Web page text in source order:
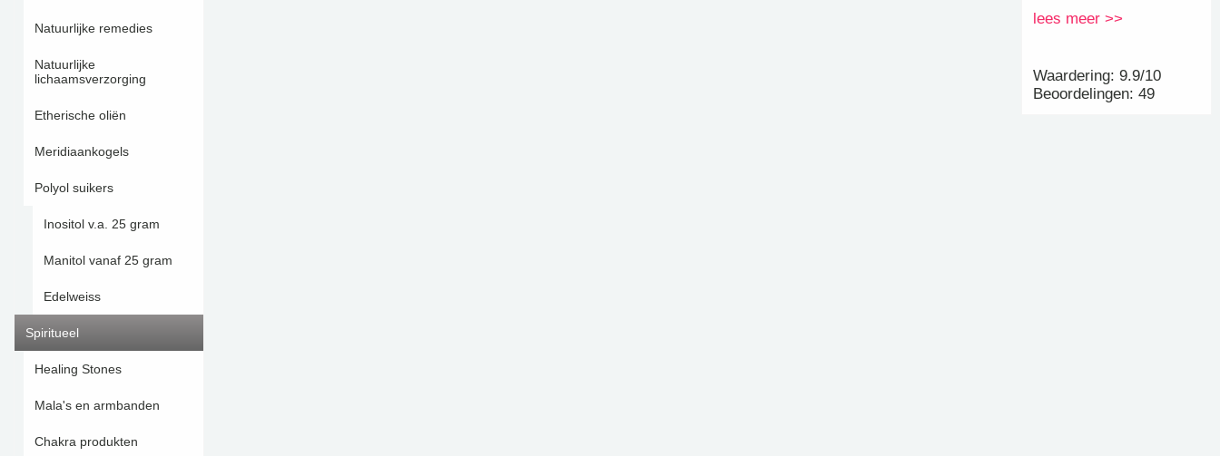
Natuurlijke remedies
Natuurlijke
lichaamsverzorging
Etherische oliën
Meridiaankogels
Polyol suikers
Inositol v.a. 25 gram
Manitol vanaf 25 gram
Edelweiss
Spiritueel
Healing Stones
Mala's en armbanden
Chakra produkten
lees meer >>
Waardering: 9.9/10
Beoordelingen: 49